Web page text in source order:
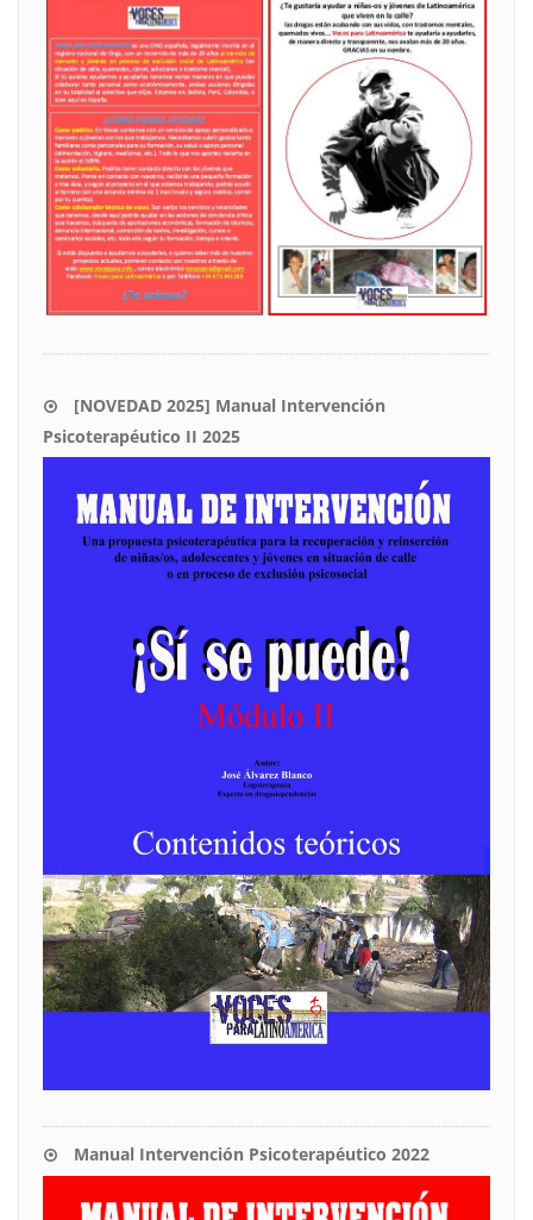
[NOVEDAD 2025] Manual Intervención
Psicoterapéutico II 2025
Manual Intervención Psicoterapéutico 2022